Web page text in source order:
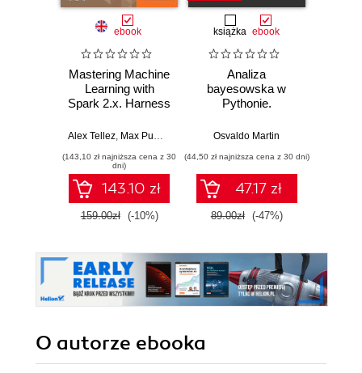
ebook
Mastering Machine
Learning with
Spark 2.x. Harness
machine learning,
Alex Tellez, Max Pumperla Michal Malohlava
(143,10 zł najniższa cena z 30
dni)
143.10 zł
159.00zł (-10%)
książka ebook
Analiza
bayesowska w
Pythonie.
przewodnik po
probabilistycznym.
Wydanie III
Osvaldo Martin
(44,50 zł najniższa cena z 30 dni)
47.17 zł
89.00zł (-47%)
O autorze ebooka